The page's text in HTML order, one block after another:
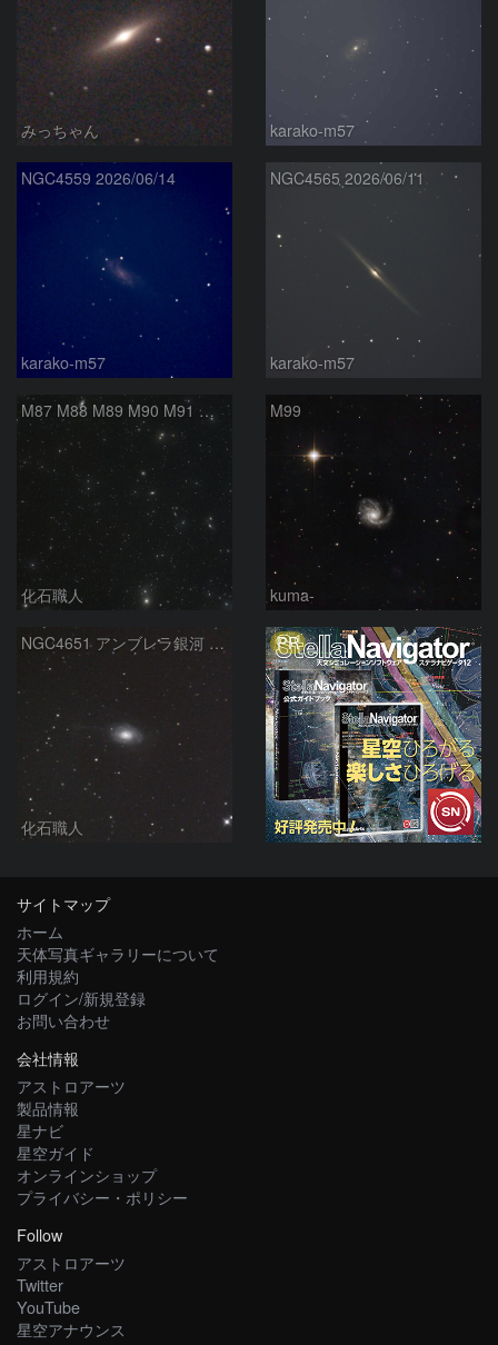
みっちゃん karako-m57
NGC4559 2026/06/14
karako-m57
NGC4565 2026/06/11
karako-m57
M87 M88 M89 M90 M91 マルカリアンの銀河鎖 おとめ座 かみのけ座
化石職人
M99
kuma-
NGC4651 アンブレラ銀河 かみのけ座
化石職人
PR
サイトマップ
ホーム
天体写真ギャラリーについて
利用規約
ログイン/新規登録
お問い合わせ
会社情報
アストロアーツ
製品情報
星ナビ
星空ガイド
オンラインショップ
プライバシー・ポリシー
Follow
アストロアーツ
Twitter
YouTube
星空アナウンス